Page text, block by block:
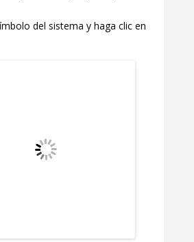
del sistema y haga clic en